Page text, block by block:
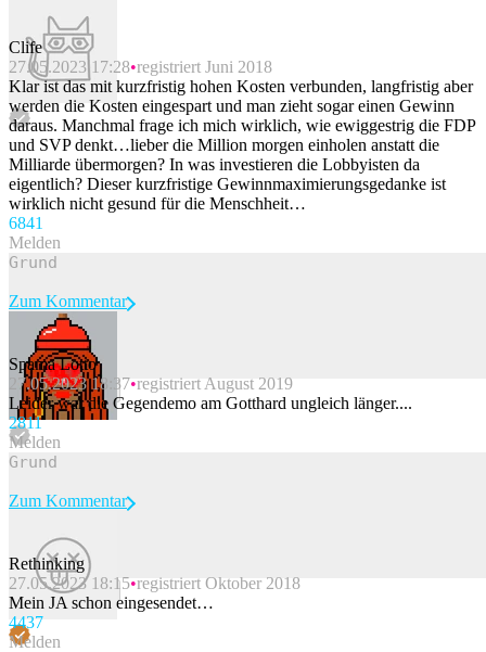
Clife
27.05.2023 17:28 registriert Juni 2018
Klar ist das mit kurzfristig hohen Kosten verbunden, langfristig aber
werden die Kosten eingespart und man zieht sogar einen Gewinn
daraus. Manchmal frage ich mich wirklich, wie ewiggestrig die FDP
und SVP denkt…lieber die Million morgen einholen anstatt die
Milliarde übermorgen? In was investieren die Lobbyisten da
eigentlich? Dieser kurzfristige Gewinnmaximierungsgedanke ist
wirklich nicht gesund für die Menschheit…
6841
Melden
Beitrag melden
Zum Kommentar
Spama Lotto
27.05.2023 18:37 registriert August 2019
Leider war die Gegendemo am Gotthard ungleich länger....
2811
Melden
Beitrag melden
Zum Kommentar
Rethinking
27.05.2023 18:15 registriert Oktober 2018
Mein JA schon eingesendet…
4437
Melden